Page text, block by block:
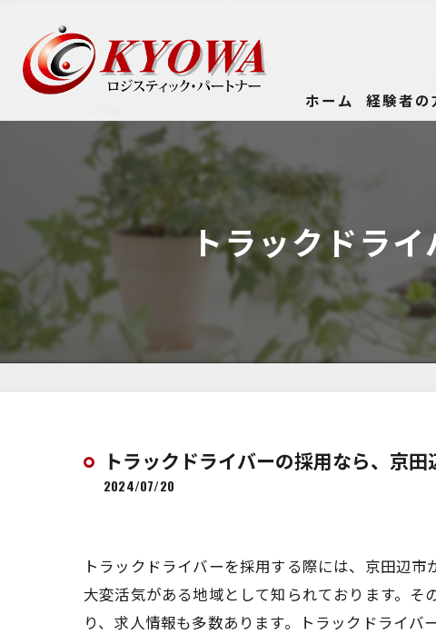
ホーム 経験者の
トラックドライ
トラックドライバーの採用なら、京田
2024/07/20
トラックドライバーを採用する際には、京田辺
大変活気がある地域として知られております。
り、求人情報も多数あります。トラックドライ